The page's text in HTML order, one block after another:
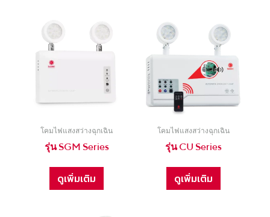
โคมไฟแสงสว่างฉุกเฉิน
รุ่น SGM Series
ดูเพิ่มเติม
โคมไฟแสงสว่างฉุกเฉิน
รุ่น CU Series
ดูเพิ่มเติม